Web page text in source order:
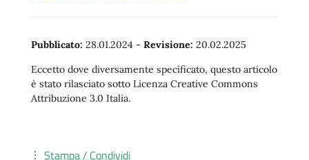
Pubblicato: 28.01.2024 - Revisione: 20.02.2025
Eccetto dove diversamente specificato, questo articolo
è stato rilasciato sotto Licenza Creative Commons
Attribuzione 3.0 Italia.
Stampa / Condividi